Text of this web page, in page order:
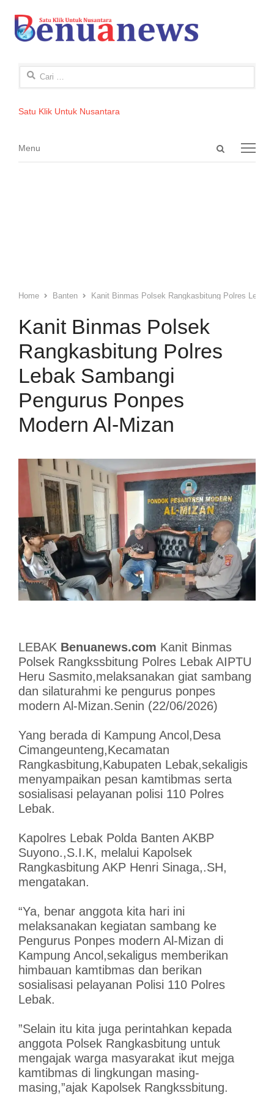
Cari
Satu Klik Untuk Nusantara
Open
Menu
Menu
Home Banten Kanit Binmas Polsek Rangkasbitung Polres
Kanit Binmas Polsek
Rangkasbitung Polres
Lebak Sambangi
Pengurus Ponpes
Modern Al-Mizan
LEBAK Benuanews.com Kanit Binmas
Polsek Rangkssbitung Polres Lebak AIPTU
Heru Sasmito,melaksanakan giat sambang
dan silaturahmi ke pengurus ponpes
modern Al-Mizan.Senin (22/06/2026)
Yang berada di Kampung Ancol,Desa
Cimangeunteng,Kecamatan
Rangkasbitung,Kabupaten Lebak,sekaligis
menyampaikan pesan kamtibmas serta
sosialisasi pelayanan polisi 110 Polres
Lebak.
Kapolres Lebak Polda Banten AKBP
Suyono.,S.I.K, melalui Kapolsek
Rangkasbitung AKP Henri Sinaga,.SH,
mengatakan.
“Ya, benar anggota kita hari ini
melaksanakan kegiatan sambang ke
Pengurus Ponpes modern Al-Mizan di
Kampung Ancol,sekaligus memberikan
himbauan kamtibmas dan berikan
sosialisasi pelayanan Polisi 110 Polres
Lebak.
”Selain itu kita juga perintahkan kepada
anggota Polsek Rangkasbitung untuk
mengajak warga masyarakat ikut mejga
kamtibmas di lingkungan masing-
masing,”ajak Kapolsek Rangkssbitung.